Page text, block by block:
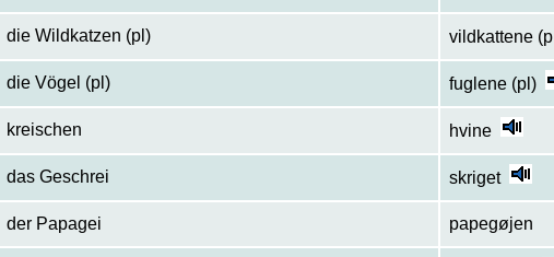
die Wildkatzen (pl) vildkattene
die Vögel (pl) fuglene (pl)
kreischen hvine
das Geschrei skriget
der Papagei papegøjen